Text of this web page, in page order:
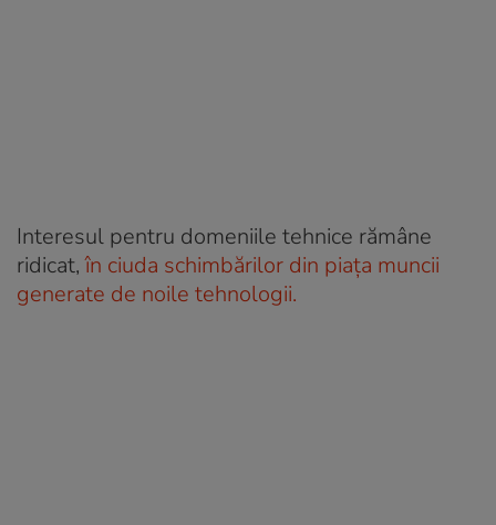
Interesul pentru domeniile tehnice rămâne
ridicat,în ciuda schimbărilor din piața muncii
generate de noile tehnologii.